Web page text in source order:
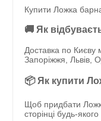
Купити Ложка
🚚 Як
Доставка по Києву
Запоріжжя, Львів,
📦 Як купити
Щоб придбати
сторінці будь-